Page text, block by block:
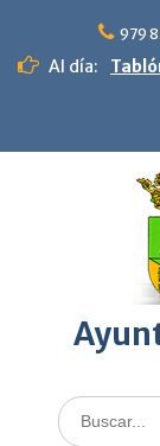
contenido
979
Al día:
Buscar: